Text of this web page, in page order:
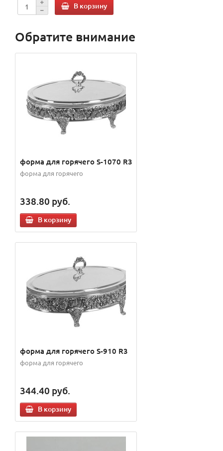
В корзину
Обратите внимание
форма для горячего S-1070 R3
форма для горячего
338.80 руб.
В корзину
форма для горячего S-910 R3
форма для горячего
344.40 руб.
В корзину